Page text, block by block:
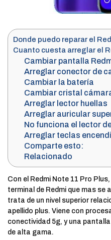
Donde puedo reparar el
Cuanto cuesta arreglar el
Cambiar pantalla
Arreglar conector de
Cambiar la batería
Cambiar cristal
Arreglar lector huellas
Arreglar auricular
No funciona el lector
Arreglar teclas
Comparte esto:
Relacionado
Con el Redmi Note 11 Pro
terminal de Redmi que mas se
trata de un nivel superior
apellido plus. Viene con
conectividad 5g, y una
de alta gama.